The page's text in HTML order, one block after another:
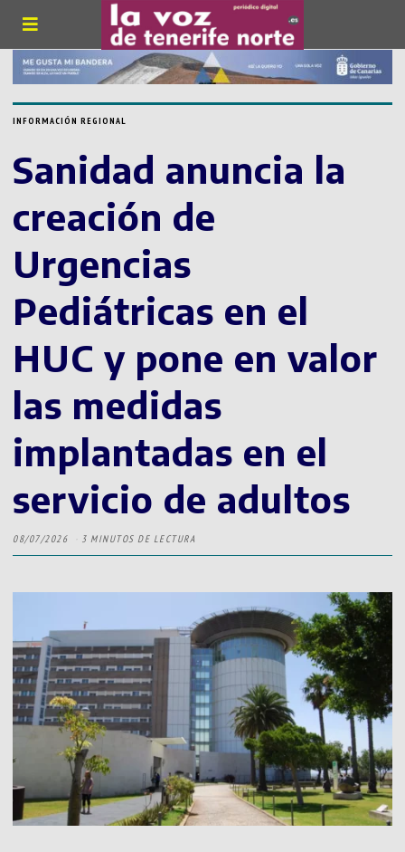
INFORMACIÓN REGIONAL
Sanidad anuncia la
creación de
Urgencias
Pediátricas en el
HUC y pone en valor
las medidas
implantadas en el
servicio de adultos
08/07/2026 3 MINUTOS DE LECTURA